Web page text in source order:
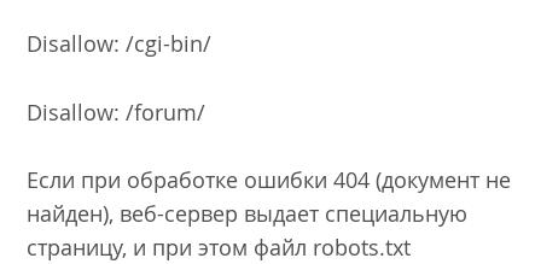
Disallow: /cgi-bin/
Disallow: /forum/
Если при обработке ошибки 404 (документ не
найден), веб-сервер выдает специальную
страницу, и при этом файл robots.txt